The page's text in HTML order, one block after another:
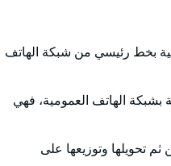
بخط رئيسي من شبكة الهاتف
الهاتف العمومية، فهي
تحويلها وتوزيعها على